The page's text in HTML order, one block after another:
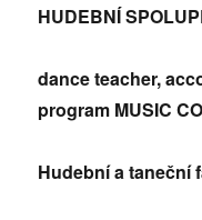
HUDEBNÍ
dance teacher,
program MUSIC
Hudební a taneční